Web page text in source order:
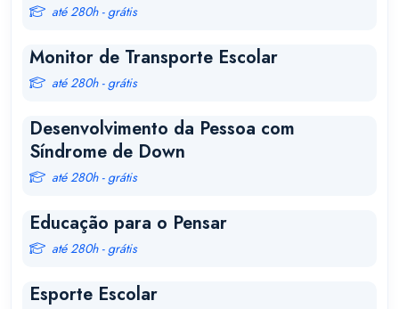
até 280h - grátis
Monitor de Transporte Escolar
até 280h - grátis
Desenvolvimento da Pessoa com
Síndrome de Down
até 280h - grátis
Educação para o Pensar
até 280h - grátis
Esporte Escolar